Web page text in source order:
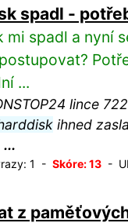
spadl -
mi spadl a nyní
...
lince
ihned
...
1 - Skóre: 13-
z